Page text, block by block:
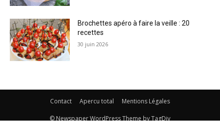
Brochettes apéro à faire la veille : 20
recettes
30 juin 2026
Contact Apercu total Mentions Légales
© Newspaper WordPress Theme by TagDiv